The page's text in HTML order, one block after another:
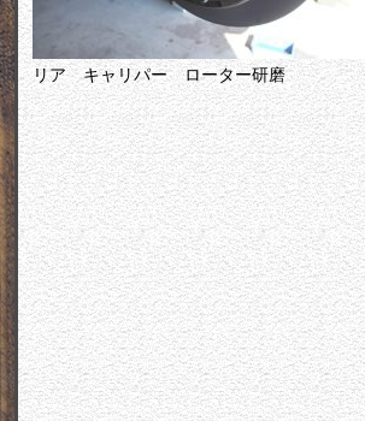
リア キャリパー ローター研磨